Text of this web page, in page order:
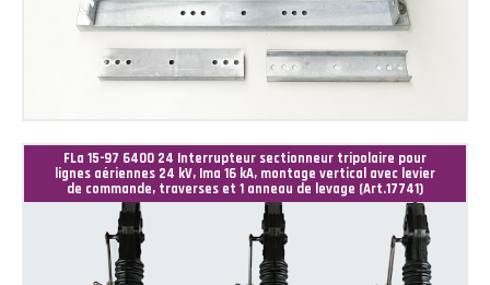
FLa 15-97 6400 24 Interrupteur sectionneur tripolaire pour
lignes aériennes 24 kV, Ima 16 kA, montage vertical avec levier
de commande, traverses et 1 anneau de levage (Art.17741)